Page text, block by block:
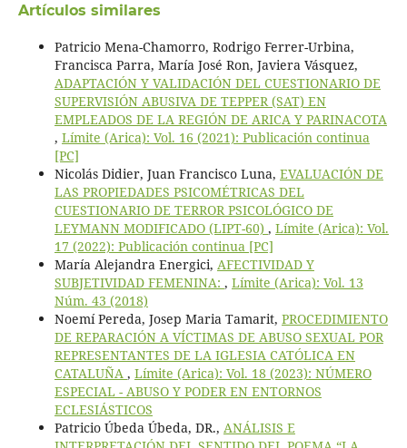
Artículos similares
Patricio Mena-Chamorro, Rodrigo Ferrer-Urbina,
Francisca Parra, María José Ron, Javiera Vásquez,
ADAPTACIÓN Y VALIDACIÓN DEL CUESTIONARIO DE
SUPERVISIÓN ABUSIVA DE TEPPER (SAT) EN
EMPLEADOS DE LA REGIÓN DE ARICA Y PARINACOTA
, Límite (Arica): Vol. 16 (2021): Publicación continua
[PC]
Nicolás Didier, Juan Francisco Luna, EVALUACIÓN DE
LAS PROPIEDADES PSICOMÉTRICAS DEL
CUESTIONARIO DE TERROR PSICOLÓGICO DE
LEYMANN MODIFICADO (LIPT-60) , Límite (Arica): Vol.
17 (2022): Publicación continua [PC]
María Alejandra Energici, AFECTIVIDAD Y
SUBJETIVIDAD FEMENINA: , Límite (Arica): Vol. 13
Núm. 43 (2018)
Noemí Pereda, Josep Maria Tamarit, PROCEDIMIENTO
DE REPARACIÓN A VÍCTIMAS DE ABUSO SEXUAL POR
REPRESENTANTES DE LA IGLESIA CATÓLICA EN
CATALUÑA , Límite (Arica): Vol. 18 (2023): NÚMERO
ESPECIAL - ABUSO Y PODER EN ENTORNOS
ECLESIÁSTICOS
Patricio Úbeda Úbeda, DR., ANÁLISIS E